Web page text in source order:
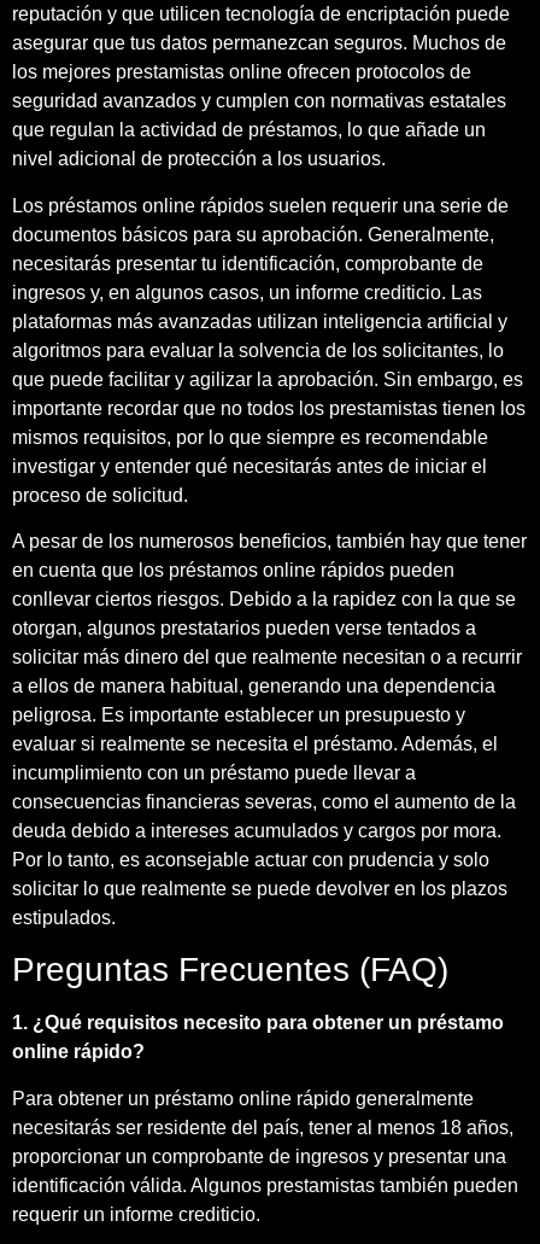
reputación y que utilicen tecnología de encriptación puede
asegurar que tus datos permanezcan seguros. Muchos de
los mejores prestamistas online ofrecen protocolos de
seguridad avanzados y cumplen con normativas estatales
que regulan la actividad de préstamos, lo que añade un
nivel adicional de protección a los usuarios.
Los préstamos online rápidos suelen requerir una serie de
documentos básicos para su aprobación. Generalmente,
necesitarás presentar tu identificación, comprobante de
ingresos y, en algunos casos, un informe crediticio. Las
plataformas más avanzadas utilizan inteligencia artificial y
algoritmos para evaluar la solvencia de los solicitantes, lo
que puede facilitar y agilizar la aprobación. Sin embargo, es
importante recordar que no todos los prestamistas tienen los
mismos requisitos, por lo que siempre es recomendable
investigar y entender qué necesitarás antes de iniciar el
proceso de solicitud.
A pesar de los numerosos beneficios, también hay que tener
en cuenta que los préstamos online rápidos pueden
conllevar ciertos riesgos. Debido a la rapidez con la que se
otorgan, algunos prestatarios pueden verse tentados a
solicitar más dinero del que realmente necesitan o a recurrir
a ellos de manera habitual, generando una dependencia
peligrosa. Es importante establecer un presupuesto y
evaluar si realmente se necesita el préstamo. Además, el
incumplimiento con un préstamo puede llevar a
consecuencias financieras severas, como el aumento de la
deuda debido a intereses acumulados y cargos por mora.
Por lo tanto, es aconsejable actuar con prudencia y solo
solicitar lo que realmente se puede devolver en los plazos
estipulados.
Preguntas Frecuentes (FAQ)
1. ¿Qué requisitos necesito para obtener un préstamo
online rápido?
Para obtener un préstamo online rápido generalmente
necesitarás ser residente del país, tener al menos 18 años,
proporcionar un comprobante de ingresos y presentar una
identificación válida. Algunos prestamistas también pueden
requerir un informe crediticio.